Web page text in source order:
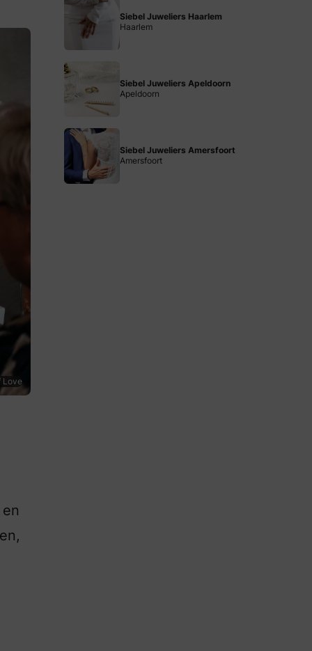
Love
Siebel Juweliers Haarlem
Haarlem
Siebel Juweliers Apeldoorn
Apeldoorn
Siebel Juweliers Amersfoort
Amersfoort